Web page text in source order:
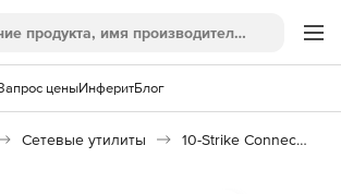
ценыИнферитБлог
Сетевые утилиты 10-Strike Connection Monitor Pro